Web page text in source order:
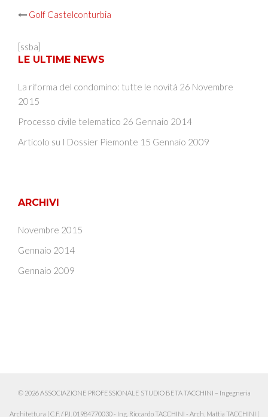
Post
navigation
Golf Castelconturbia
[ssba]
LE ULTIME NEWS
La riforma del condomino: tutte le novità 26 Novembre
2015
Processo civile telematico 26 Gennaio 2014
Articolo su I Dossier Piemonte 15 Gennaio 2009
ARCHIVI
Novembre 2015
Gennaio 2014
Gennaio 2009
© 2026 ASSOCIAZIONE PROFESSIONALE STUDIO BETA TACCHINI – Ingegneria
Architettura | C.F. / P.I. 01984770030 - Ing. Riccardo TACCHINI - Arch. Mattia TACCHINI |